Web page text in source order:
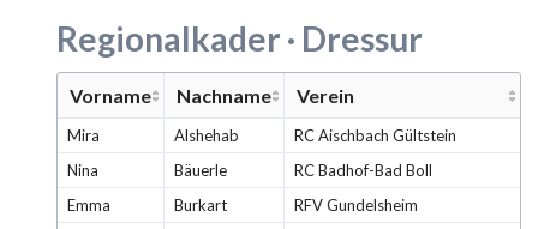
Regionalkader · Dressur
Vorname Nachname Verein
Mira Alshehab
RC Aischbach Gültstein
Nina
Bäuerle
RC Badhof-Bad Boll
Emma
Burkart
RFV Gundelsheim